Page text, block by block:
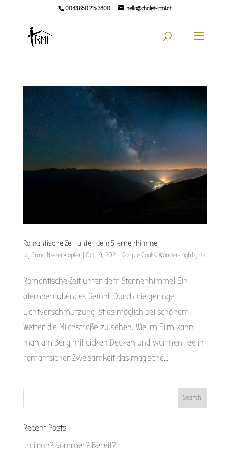
0043 650 215 3800 hello@chalet-irmi.at
Romantische Zeit unter dem Sternenhimmel
by Anna Niederklapfer| Oct 19, 2021 | Couple Goals, Wander-Highlights
Romantische Zeit unter dem Sternenhimmel Ein
atemberaubendes Gefühl! Durch die geringe
Lichtverschmutzung ist es möglich bei schönem
Wetter die Milchstraße zu sehen. Wie im Film kann
man am Berg mit dicken Decken und warmen Tee in
romantsicher Zweisamkeit das magische...
Recent Posts
Trailrun? Sommer? Bereit?